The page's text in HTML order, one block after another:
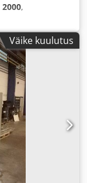
2000,
Väike kuulutus